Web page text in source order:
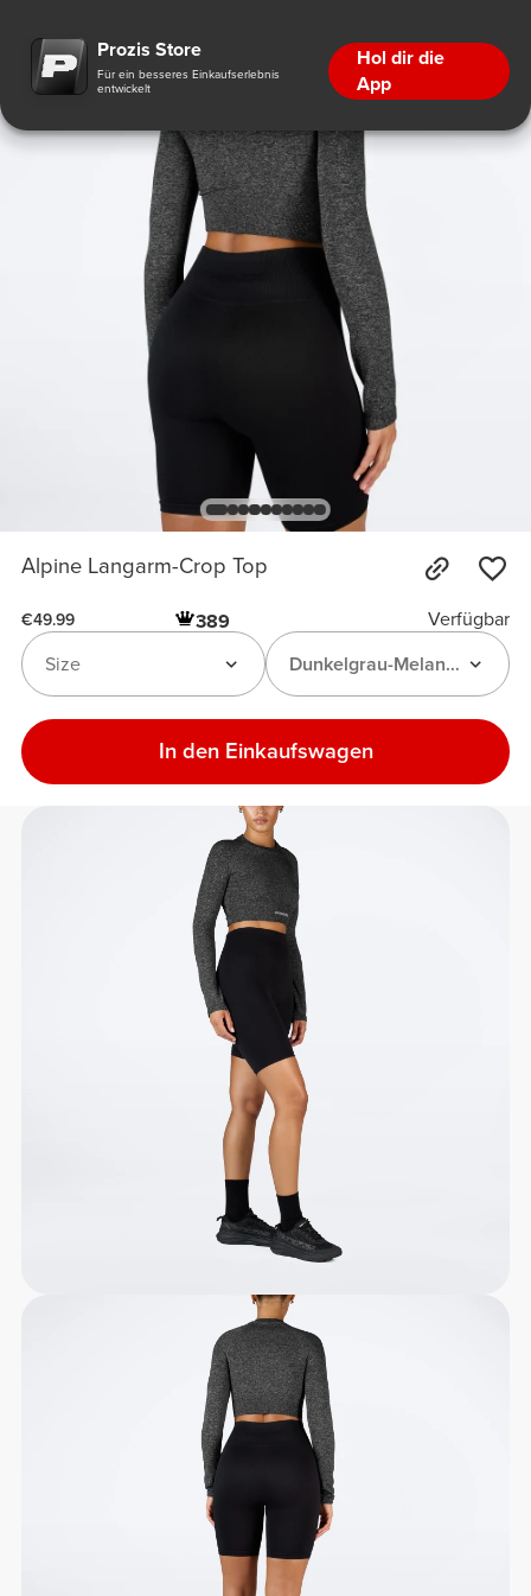
Prozis Store
Für ein besseres Einkaufserlebnis
entwickelt
Hol dir die
App
Alpine Langarm-Crop Top
€49.99 389
Verfügbar
Dunkelgrau-Melange
Size
In den Einkaufswagen